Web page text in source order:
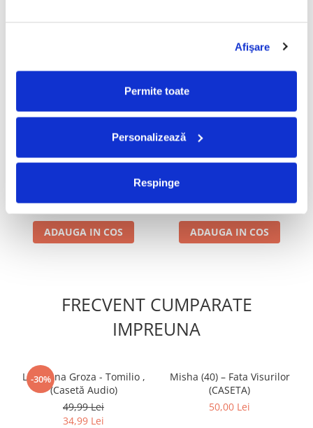
Afişare
Permite toate
Personalizează
Respinge
PRODUSE ALTERNATIVE
-30%
Ștefan Hrușcă - La Săvârșitu
34,99 Lei
ADAUGA IN COS
-30%
Adela Popescu - Iubire Ca In
27,99 Lei
ADAUGA IN COS
FRECVENT CUMPARATE
IMPREUNA
-30%
Loredana Groza - Tomilio ,
(Casetă Audio)
49,99 Lei
34,99 Lei
Misha (40) – Fata Visurilor
(CASETA)
50,00 Lei